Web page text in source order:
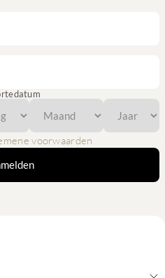
voorwaarden